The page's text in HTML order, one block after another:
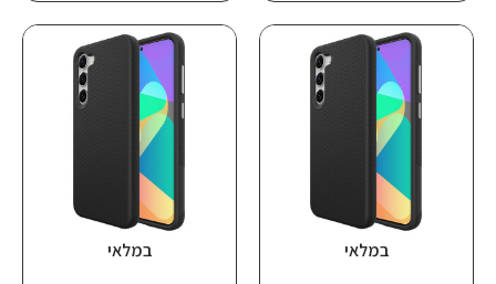
במלאי במלאי